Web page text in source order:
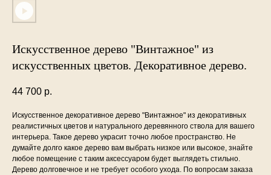
Искусственное дерево "Винтажное" из
искусственных цветов. Декоративное дерево.
44 700 р.
Искусственное декоративное дерево "Винтажное" из декоративных
реалистичных цветов и натурального деревянного ствола для вашего
интерьера. Такое дерево украсит точно любое пространство. Не
думайте долго какое дерево вам выбрать низкое или высокое, знайте
любое помещение с таким аксессуаром будет выглядеть стильно.
Дерево долговечное и не требует особого ухода. По вопросам заказа